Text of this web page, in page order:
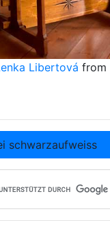
Libertová from
schwarzaufweiss